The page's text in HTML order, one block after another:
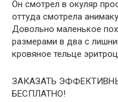
Он смотрел в окуляр
оттуда смотрела
Довольно маленькое
размерами в два с
кровяное тельце
ЗАКАЗАТЬ
БЕСПЛАТНО!